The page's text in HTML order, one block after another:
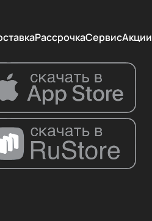
РассрочкаСервисАкции